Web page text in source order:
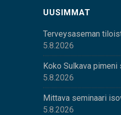
UUSIMMAT
Terveysaseman
5.8.2026
Koko Sulkava
5.8.2026
Mittava seminaari
5.8.2026